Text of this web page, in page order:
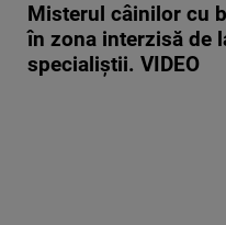
Misterul câinilor cu
în zona interzisă de
specialiștii. VIDEO